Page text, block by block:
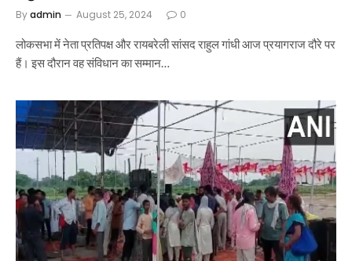
Byadmin August 25, 2024 0
लोकसभा में नेता प्रतिपक्ष और रायबरेली सांसद राहुल गांधी आज प्रयागराज दौरे पर
हैं। इस दौरान वह संविधान का सम्मान…